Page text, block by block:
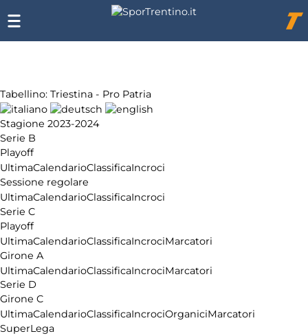
Tabellino: Triestina - Pro Patria
Stagione 2023-2024
Serie B
Playoff
UltimaCalendarioClassificaIncroci
Sessione regolare
UltimaCalendarioClassificaIncroci
Serie C
Playoff
UltimaCalendarioClassificaIncrociMarcatori
Girone A
UltimaCalendarioClassificaIncrociMarcatori
Serie D
Girone C
UltimaCalendarioClassificaIncrociOrganiciMarcatori
SuperLega
Chi
siamo
Affiliazione